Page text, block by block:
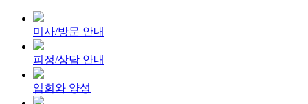
미사/방문 안내
피정/상담 안내
입회와 양성